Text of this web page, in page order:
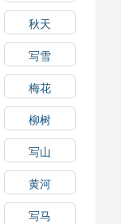
秋天
写雪
梅花
柳树
写山
黄河
写马